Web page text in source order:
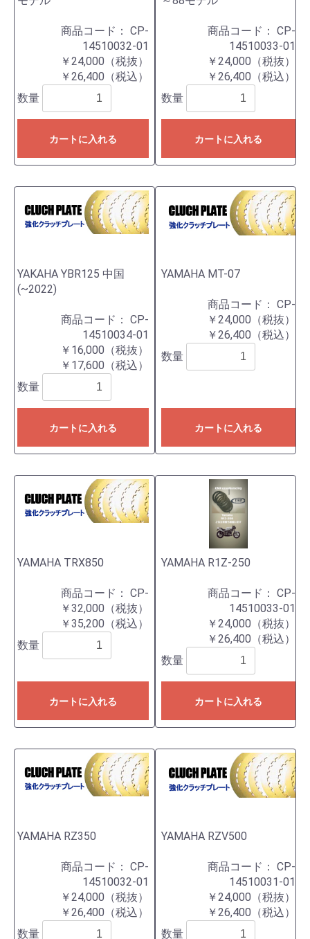
商品コード： CP-
14510032-01
￥24,000（税抜）
￥26,400（税込）
数量
カートに入れる
商品コード： CP-
14510033-01
￥24,000（税抜）
￥26,400（税込）
数量
カートに入れる
YAKAHA YBR125 中国
(~2022)
商品コード： CP-
14510034-01
￥16,000（税抜）
￥17,600（税込）
数量
カートに入れる
YAMAHA MT-07
商品コード： CP-
￥24,000（税抜）
￥26,400（税込）
数量
カートに入れる
YAMAHA TRX850
商品コード： CP-
￥32,000（税抜）
￥35,200（税込）
数量
カートに入れる
YAMAHA R1Z-250
商品コード： CP-
14510033-01
￥24,000（税抜）
￥26,400（税込）
数量
カートに入れる
YAMAHA RZ350
商品コード： CP-
14510032-01
￥24,000（税抜）
￥26,400（税込）
数量
YAMAHA RZV500
商品コード： CP-
14510031-01
￥24,000（税抜）
￥26,400（税込）
数量